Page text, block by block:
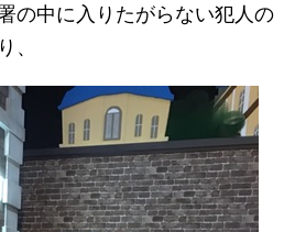
の中に入りたがらない犯人の
、